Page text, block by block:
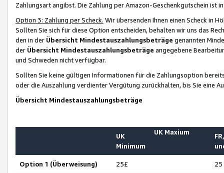
Zahlungsart angibst. Die Zahlung per Amazon-Geschenkgutschein ist
Option 3: Zahlung per Scheck. Wir übersenden Ihnen einen Scheck in
Sollten Sie sich für diese Option entscheiden, behalten wir uns das
den in der Übersicht Mindestauszahlungsbeträge genannten
der Übersicht Mindestauszahlungsbeträge angegebene
und Schweden nicht verfügbar.
Sollten Sie keine gültigen Informationen für die Zahlungsoption
oder die Auszahlung verdienter Vergütung zurückhalten, bis Sie
Übersicht Mindestauszahlungsbeträge
UK
Minimum
UK Maxium
Option 1 (Überweisung) 25£ 25